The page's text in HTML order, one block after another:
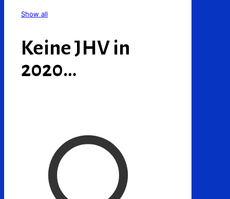
Show all
Keine JHV in
2020…